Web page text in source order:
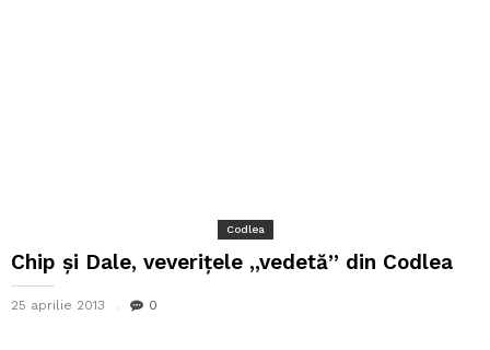
Codlea
Chip şi Dale, veveriţele ,,vedetă” din Codlea
25 aprilie 2013 0